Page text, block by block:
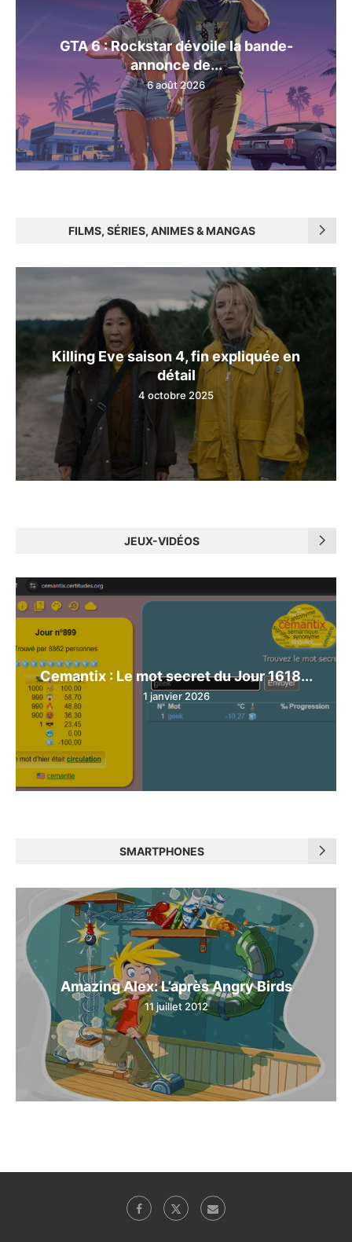
GTA 6 : Rockstar dévoile la bande-
annonce de...
6 août 2026
FILMS, SÉRIES, ANIMES & MANGAS
Killing Eve saison 4, fin expliquée en
détail
4 octobre 2025
JEUX-VIDÉOS
Cemantix : Le mot secret du Jour 1618...
1 janvier 2026
SMARTPHONES
Amazing Alex: L’après Angry Birds
11 juillet 2012